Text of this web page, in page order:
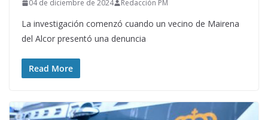
04 de diciembre de 2024 Redacción PM
La investigación comenzó cuando un vecino de Mairena
del Alcor presentó una denuncia
Read More